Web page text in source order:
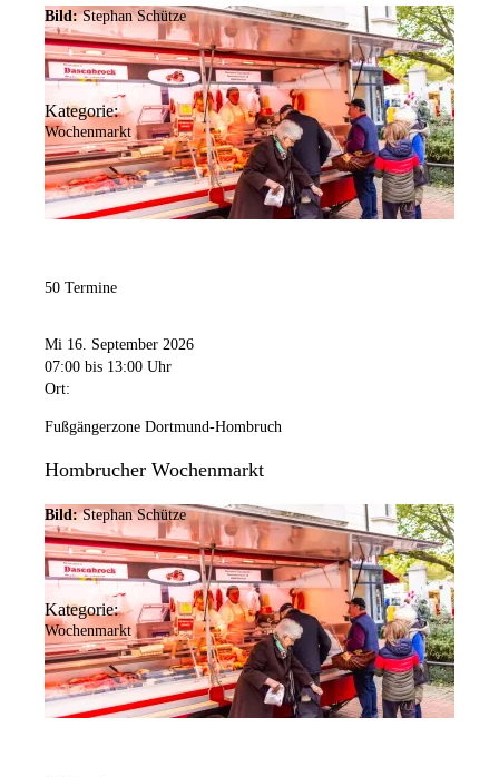
Bild: Stephan Schütze
Kategorie:
Wochenmarkt
50 Termine
Mi 16. September 2026
07:00 bis 13:00 Uhr
Ort:
Fußgängerzone Dortmund-Hombruch
Hombrucher Wochenmarkt
Bild: Stephan Schütze
Kategorie:
Wochenmarkt